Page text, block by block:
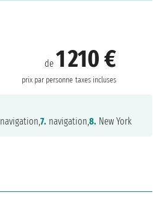
de 1 210 €
prix par personne taxes incluses
navigation,7. navigation,8. New York